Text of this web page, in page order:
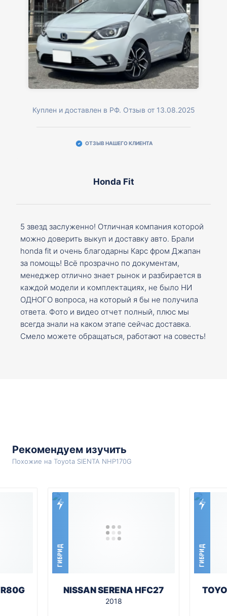
Куплен и доставлен в РФ. Отзыв от 13.08.2025
ОТЗЫВ НАШЕГО КЛИЕНТА
Honda Fit
5 звезд заслуженно! Отличная компания которой
можно доверить выкуп и доставку авто. Брали
honda fit и очень благодарны Карс фром Джапан
за помощь! Всё прозрачно по документам,
менеджер отлично знает рынок и разбирается в
каждой модели и комплектациях, не было НИ
ОДНОГО вопроса, на который я бы не получила
ответа. Фото и видео отчет полный, плюс мы
всегда знали на каком этапе сейчас доставка.
Смело можете обращаться, работают на совесть!
Рекомендуем изучить
Похожие на Toyota SIENTA NHP170G
ГИБРИД
NISSAN SERENA HFC27
2018
ГИБРИД